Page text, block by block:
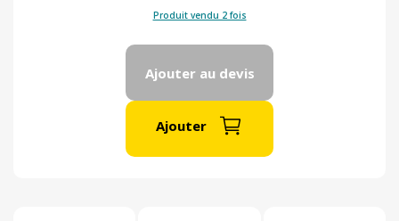
Produit vendu 2 fois
Ajouter au devis
Ajouter